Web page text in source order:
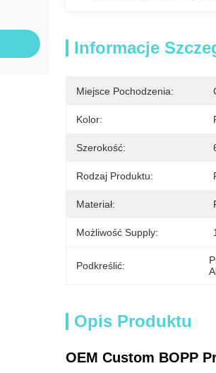
Informacje
Miejsce Pochodzenia:
Kolor:
Szerokość:
Rodzaj Produktu:
Materiał:
Możliwość Supply:
Podkreślić:
Opis Produktu
OEM Custom BOPP